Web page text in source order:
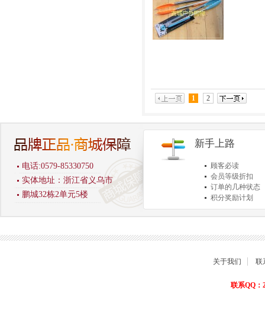
1 2
电话:0579-85330750
实体地址：浙江省义乌市
鹏城32栋2单元5楼
新手上路
顾客必读
会员等级折扣
订单的几种状态
积分奖励计划
商品退货保障
关于我们 联
联系QQ：